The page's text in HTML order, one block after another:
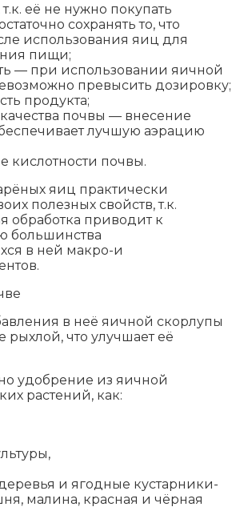
её не нужно покупать
сохранять то, что
использования яиц для
пищи;
— при использовании яичной
превысить дозировку;
продукта;
почвы — внесение
лучшую аэрацию
кислотности почвы.
яиц практически
полезных свойств, т.к.
обработка приводит к
большинства
в ней макро-и
в неё яичной скорлупы
рыхлой, что улучшает её
удобрение из яичной
растений, как:
и ягодные кустарники-
малина, красная и чёрная